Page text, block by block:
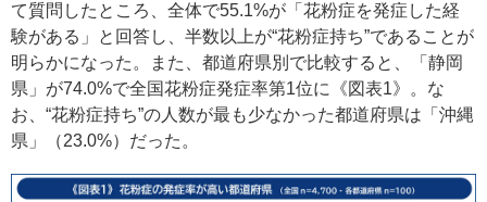
て質問したところ、全体で55.1%が「花粉症を発症した経
験がある」と回答し、半数以上が“花粉症持ち”であることが
明らかになった。また、都道府県別で比較すると、「静岡
県」が74.0%で全国花粉症発症率第1位に《図表1》。な
お、“花粉症持ち”の人数が最も少なかった都道府県は「沖縄
県」（23.0%）だった。